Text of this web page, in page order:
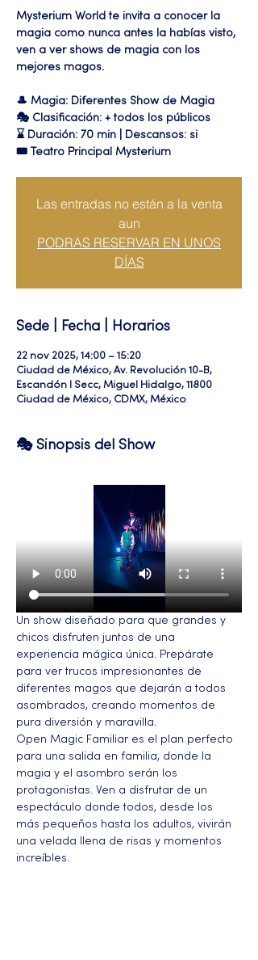
Mysterium World te invita a conocer la
magia como nunca antes la habías visto,
ven a ver shows de magia con los
mejores magos.
🎩 Magia: Diferentes Show de Magia
🎭 Clasificación: + todos los públicos
⌛ Duración: 70 min | Descansos: si
🎟 Teatro Principal Mysterium
Las entradas no están a la venta
aun
PODRAS RESERVAR EN UNOS
DÍAS
Sede | Fecha | Horarios
22 nov 2025, 14:00 – 15:20
Ciudad de México, Av. Revolución 10-B,
Escandón I Secc, Miguel Hidalgo, 11800
Ciudad de México, CDMX, México
🎭 Sinopsis del Show
Un show diseñado para que grandes y
chicos disfruten juntos de una
experiencia mágica única. Prepárate
para ver trucos impresionantes de
diferentes magos que dejarán a todos
asombrados, creando momentos de
pura diversión y maravilla.
Open Magic Familiar es el plan perfecto
para una salida en familia, donde la
magia y el asombro serán los
protagonistas. Ven a disfrutar de un
espectáculo donde todos, desde los
más pequeños hasta los adultos, vivirán
una velada llena de risas y momentos
increíbles.